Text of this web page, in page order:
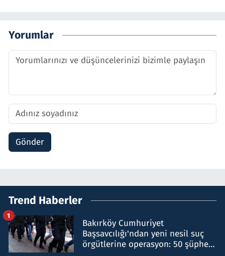
Yorumlar
Gönder
Trend Haberler
Bakırköy Cumhuriyet
Başsavcılığı'ndan yeni nesil suç
örgütlerine operasyon: 50 şüpheli
1